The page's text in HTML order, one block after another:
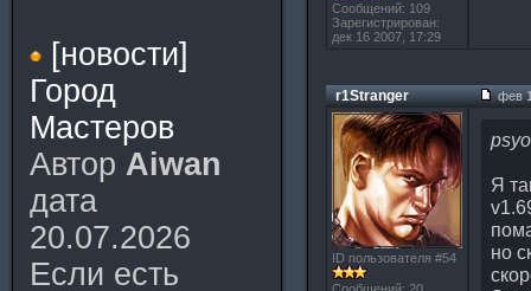
[новости]
Город
Мастеров
Автор Aiwan
дата
20.07.2026
Если есть
Сообщений: 109
Зарегистрирован:
дек 16 2007, 17:29
r1Stranger фев
ID пользователя #54
Я
но